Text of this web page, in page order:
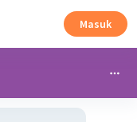
Masuk